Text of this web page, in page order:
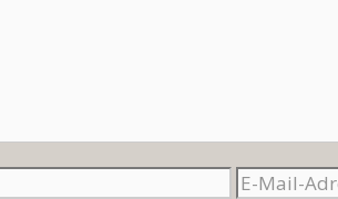
E-